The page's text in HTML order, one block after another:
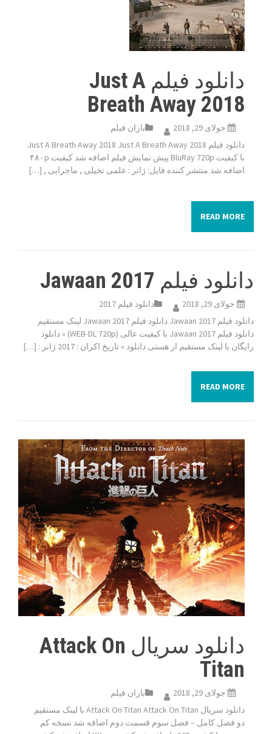
دانلود فیلم Just A
Breath Away 2018
جولای 29, 2018
باران فیلم
دانلود فیلم Just A Breath Away 2018 Just A Breath Away 2018
با کیفیت BluRay 720p پیش نمایش فیلم اضافه شد کیفیت ۴۸۰p
اضافه شد منتشر کننده فایل: ژانر : علمی تخیلی , ماجرایی , […]
READ MORE
دانلود فیلم Jawaan 2017
جولای 29, 2018
دانلود فیلم 2017
دانلود فیلم Jawaan 2017 دانلود فیلم Jawaan 2017 لینک مستقیم
دانلود فیلم Jawaan 2017 با کیفیت عالی (WEB-DL 720p) « دانلود
رایگان با لینک مستقیم از هستی دانلود » تاریخ اکران : 2017 ژانر : […]
READ MORE
دانلود سریال Attack On
Titan
جولای 29, 2018
باران فیلم
دانلود سریال Attack On Titan Attack On Titan با لینک مستقیم
دو فصل کامل – فصل سوم قسمت دوم اضافه شد نسخه کم